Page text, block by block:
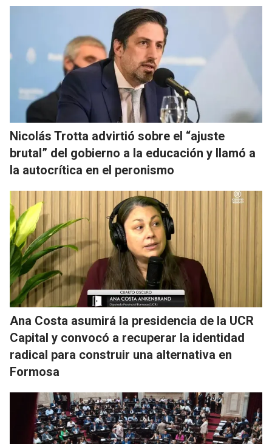
Nicolás Trotta advirtió sobre el “ajuste
brutal” del gobierno a la educación y llamó a
la autocrítica en el peronismo
Ana Costa asumirá la presidencia de la UCR
Capital y convocó a recuperar la identidad
radical para construir una alternativa en
Formosa